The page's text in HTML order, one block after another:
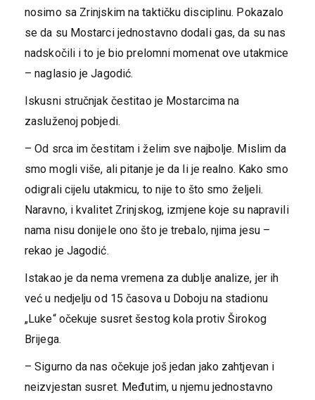
nosimo sa Zrinjskim na taktičku disciplinu. Pokazalo
se da su Mostarci jednostavno dodali gas, da su nas
nadskočili i to je bio prelomni momenat ove utakmice
– naglasio je Jagodić.
Iskusni stručnjak čestitao je Mostarcima na
zasluženoj pobjedi.
– Od srca im čestitam i želim sve najbolje. Mislim da
smo mogli više, ali pitanje je da li je realno. Kako smo
odigrali cijelu utakmicu, to nije to što smo željeli.
Naravno, i kvalitet Zrinjskog, izmjene koje su napravili
nama nisu donijele ono što je trebalo, njima jesu –
rekao je Jagodić.
Istakao je da nema vremena za dublje analize, jer ih
već u nedjelju od 15 časova u Doboju na stadionu
„Luke“ očekuje susret šestog kola protiv Širokog
Brijega.
– Sigurno da nas očekuje još jedan jako zahtjevan i
neizvjestan susret. Međutim, u njemu jednostavno